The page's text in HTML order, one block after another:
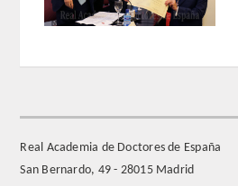
VIDEOTECA
PUBLICACIONES
Real Academia de Doctores de España
San Bernardo, 49 - 28015 Madrid